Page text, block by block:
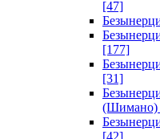
[47]
[177]
[31]
(Шимано)